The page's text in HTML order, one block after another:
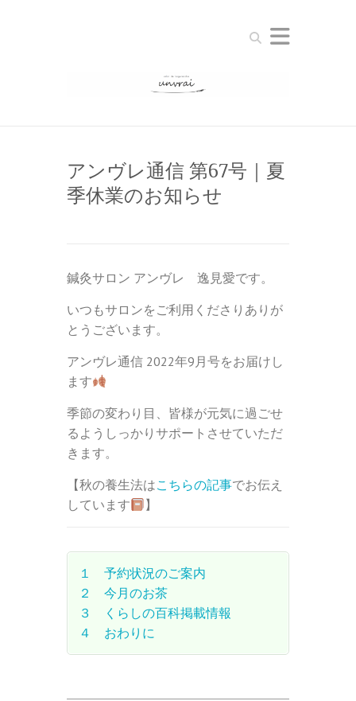
Search
アンヴレ通信 第67号｜夏
季休業のお知らせ
鍼灸サロン アンヴレ 逸見愛です。
いつもサロンをご利用くださりありが
とうございます。
アンヴレ通信 2022年9月号をお届けし
ます
季節の変わり目、皆様が元気に過ごせ
るようしっかりサポートさせていただ
きます。
【秋の養生法はこちらの記事でお伝え
しています
】
１ 予約状況のご案内
２ 今月のお茶
３ くらしの百科掲載情報
４ おわりに